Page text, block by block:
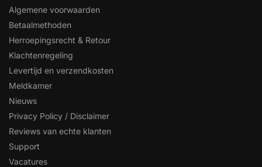
Algemene voorwaarden
Betaalmethoden
Herroepingsrecht & Retour
Klachtenregeling
Levertijd en verzendkosten
Meldkamer
Nieuws
Privacy Policy / Disclaimer
Reviews van echte klanten
Support
Vacatures